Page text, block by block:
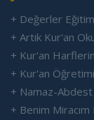
+ Değerler
+ Artık Kur'an
+ Kur'an
+ Kur'an
+ Namaz-
+ Benim Miracım